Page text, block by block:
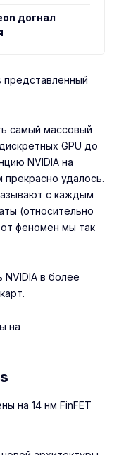
догнал
представленный
самый массовый
GPU до
NVIDIA на
прекрасно удалось.
с каждым
(относительно
феномен мы так
в более
на
на 14 нм FinFET